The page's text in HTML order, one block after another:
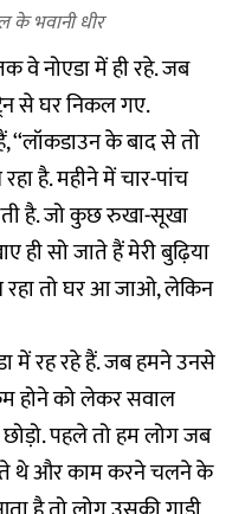
भवानी धीर
वे नोएडा में ही रहे. जब
से घर निकल गए.
‘‘लॉकडाउन के बाद से तो
है. महीने में चार-पांच
है. जो कुछ रुखा-सूखा
ही सो जाते हैं मेरी बुढ़िया
रहा तो घर आ जाओ, लेकिन
में रह रहे हैं. जब हमने उनसे
होने को लेकर सवाल
पहले तो हम लोग जब
थे और काम करने चलने के